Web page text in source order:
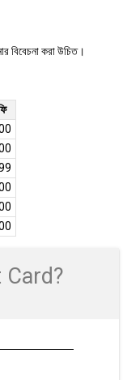
বিবেচনা করা উচিত।